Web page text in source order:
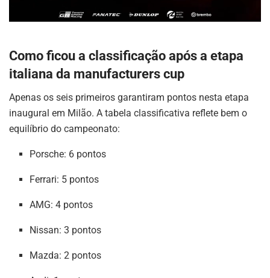
Como ficou a classificação após a etapa
italiana da manufacturers cup
Apenas os seis primeiros garantiram pontos nesta etapa
inaugural em Milão. A tabela classificativa reflete bem o
equilíbrio do campeonato:
Porsche: 6 pontos
Ferrari: 5 pontos
AMG: 4 pontos
Nissan: 3 pontos
Mazda: 2 pontos